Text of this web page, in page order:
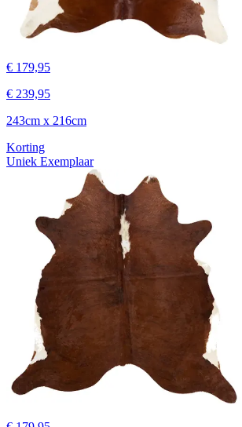
€ 179,95
€ 239,95
243cm x 216cm
Korting
Uniek Exemplaar